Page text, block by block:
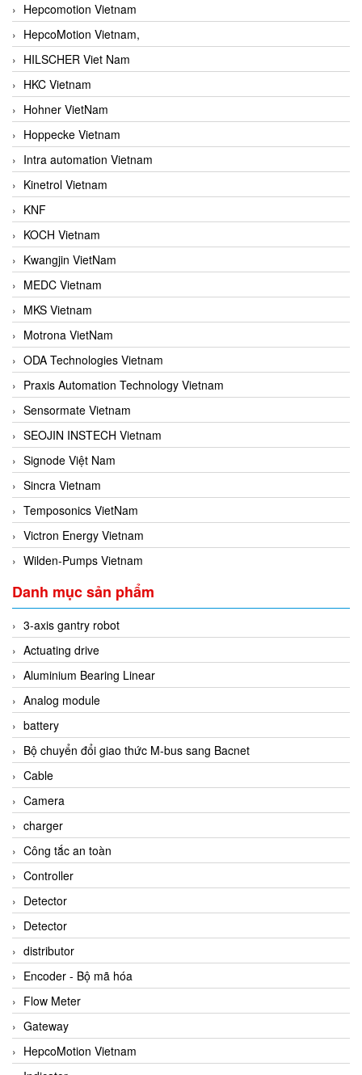
Hepcomotion Vietnam
HepcoMotion Vietnam,
HILSCHER Viet Nam
HKC Vietnam
Hohner VietNam
Hoppecke Vietnam
Intra automation Vietnam
Kinetrol Vietnam
KNF
KOCH Vietnam
Kwangjin VietNam
MEDC Vietnam
MKS Vietnam
Motrona VietNam
ODA Technologies Vietnam
Praxis Automation Technology Vietnam
Sensormate Vietnam
SEOJIN INSTECH Vietnam
Signode Việt Nam
Sincra Vietnam
Temposonics VietNam
Victron Energy Vietnam
Wilden-Pumps Vietnam
Danh mục sản phẩm
3-axis gantry robot
Actuating drive
Aluminium Bearing Linear
Analog module
battery
Bộ chuyển đổi giao thức M-bus sang Bacnet
Cable
Camera
charger
Công tắc an toàn
Controller
Detector
Detector
distributor
Encoder - Bộ mã hóa
Flow Meter
Gateway
HepcoMotion Vietnam